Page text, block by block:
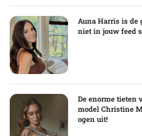
Auna Harris is de
niet in jouw feed
De enorme tieten
model Christine
ogen uit!